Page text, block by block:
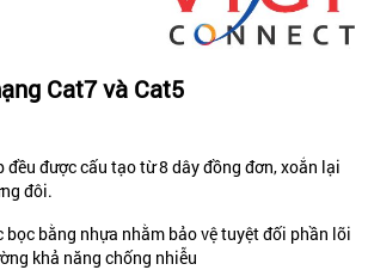
Cat7 và Cat5
đều được cấu tạo từ 8 dây đồng đơn, xoắn lại
đôi.
bọc bằng nhựa nhằm bảo vệ tuyệt đối phần lõi
khả năng chống nhiễu